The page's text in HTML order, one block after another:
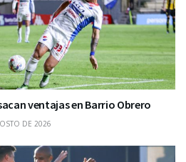
ventajas en Barrio Obrero
DE 2026